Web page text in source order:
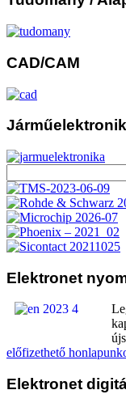
CAD/CAM
Elektronet
előfizethető
Elektronet